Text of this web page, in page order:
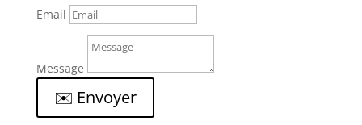
Email
Message
✉️ Envoyer